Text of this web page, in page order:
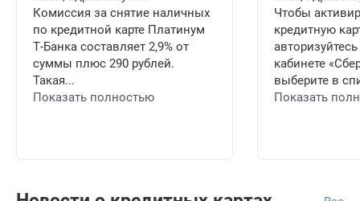
Комиссия за снятие наличных
по кредитной карте Платинум
Т-Банка составляет 2,9% от
суммы плюс 290 рублей.
Такая...
Показать полностью
Чтобы
кредитную
кабинете
выберите в
Показать